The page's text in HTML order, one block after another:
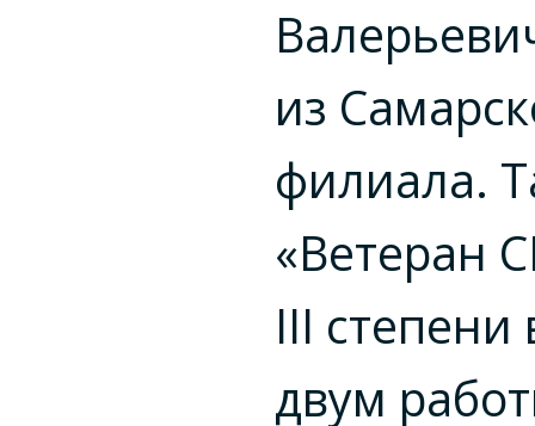
из
филиала.
«Ветеран
III
двум